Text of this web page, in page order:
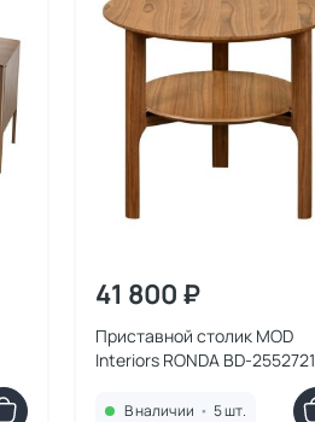
41 800 ₽
Приставной столик MOD
Interiors RONDA BD-2552721
В наличии • 5 шт.